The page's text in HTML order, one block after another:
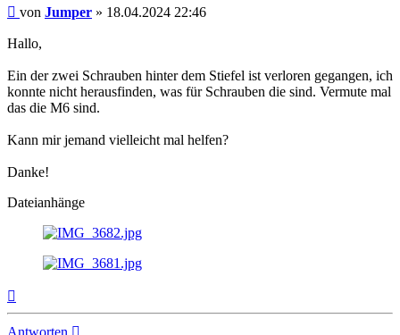
Beitrag
von Jumper » 18.04.2024 22:46
Hallo,
Ein der zwei Schrauben hinter dem Stiefel ist verloren gegangen, ich
konnte nicht herausfinden, was für Schrauben die sind. Vermute mal
das die M6 sind.
Kann mir jemand vielleicht mal helfen?
Danke!
Dateianhänge